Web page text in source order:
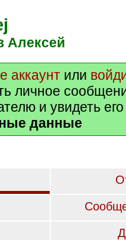
Алексей
аккаунт или
личное
и увидеть
данные